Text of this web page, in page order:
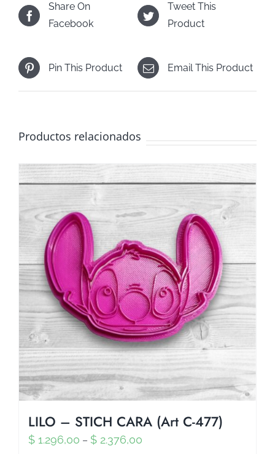
Share On
Facebook
Tweet This
Product
Pin This Product Email This Product
Productos relacionados
LILO – STICH CARA (Art C-477)
$ 1.296,00 – $ 2.376,00